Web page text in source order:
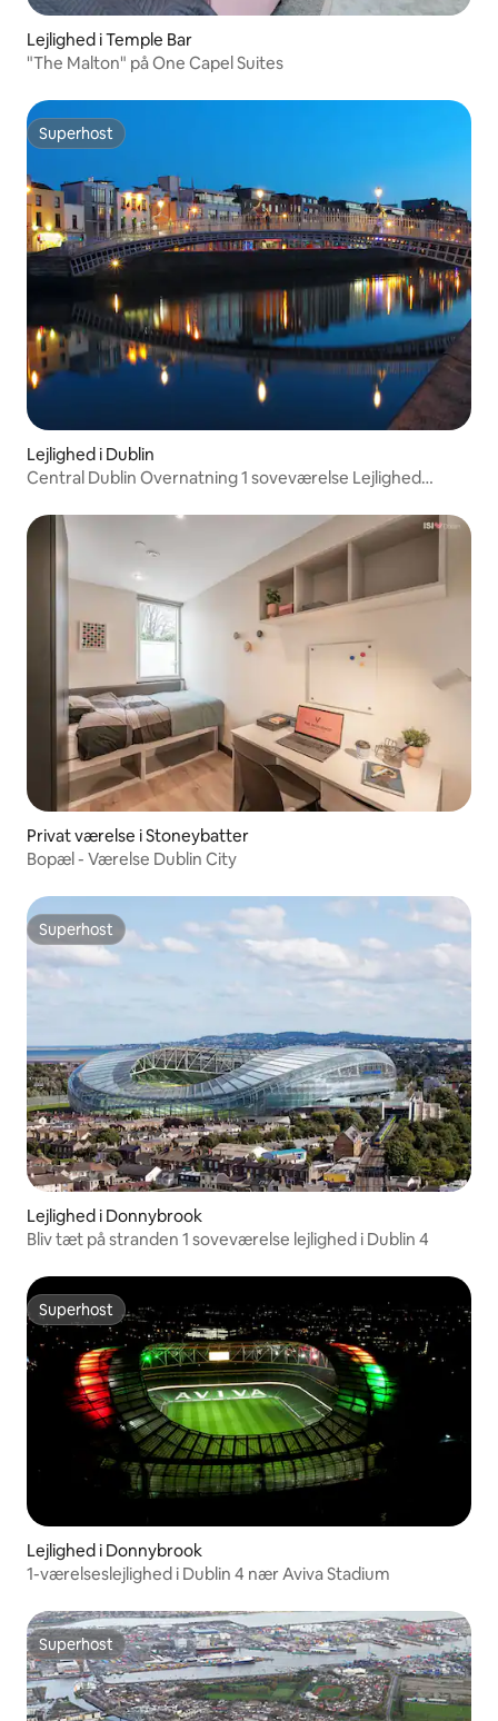
Lejlighed i Temple Bar
"The Malton" på One Capel Suites
Superhost
Superhost
Lejlighed i Dublin
Central Dublin Overnatning 1 soveværelse Lejlighed
Privat værelse i Stoneybatter
Bopæl - Værelse Dublin City
Superhost
Superhost
Lejlighed i Donnybrook
Bliv tæt på stranden 1 soveværelse lejlighed i Dublin 4
Superhost
Superhost
Lejlighed i Donnybrook
1-værelseslejlighed i Dublin 4 nær Aviva Stadium
Superhost
Superhost